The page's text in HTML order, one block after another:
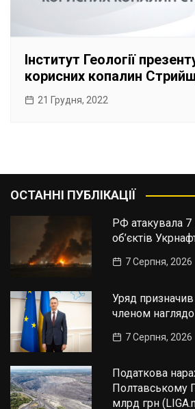
Інститут Геології
корисних копалин
21 Грудня, 2022
ОСТАННІ ПУБЛІКАЦІЇ
РФ атакувала
об’єктів
7 Серпня, 2026
Уряд
членом
7 Серпня, 2026
Податкова
Полтавському
млрд грн